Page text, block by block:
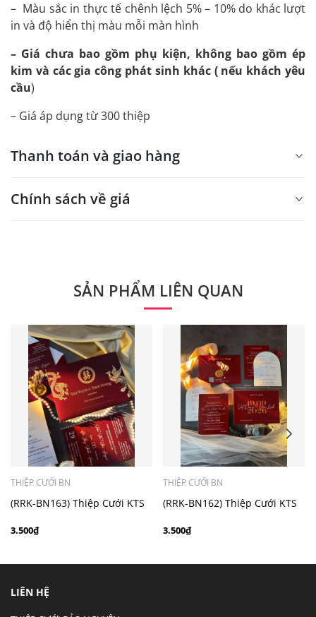
– Màu sắc in thực tế chênh lệch 5% – 10% do khác lượt
in và độ hiển thị màu mỗi màn hình
– Giá chưa bao gồm phụ kiện, không bao gồm ép
kim và các gia công phát sinh khác ( nếu khách yêu
cầu)
– Giá áp dụng từ 300 thiệp
Thanh toán và giao hàng
Chính sách về giá
Quý khách vui lòng liên hệ để có thông tin chính xác.
- Mẫu dưới 3000 giá chưa bao gồm bản đồ, quý khách
có nhu cầu in bản đồ sẽ có mức phí 300 - 500 đồng 1
thiệp tuỳ chất liệu.
SẢN PHẨM LIÊN QUAN
THIỆP CƯỚI BN
(RRK-BN163) Thiệp Cưới KTS
3.500₫
THIỆP CƯỚI BN
(RRK-BN162) Thiệp Cưới KTS
3.500₫
LIÊN HỆ